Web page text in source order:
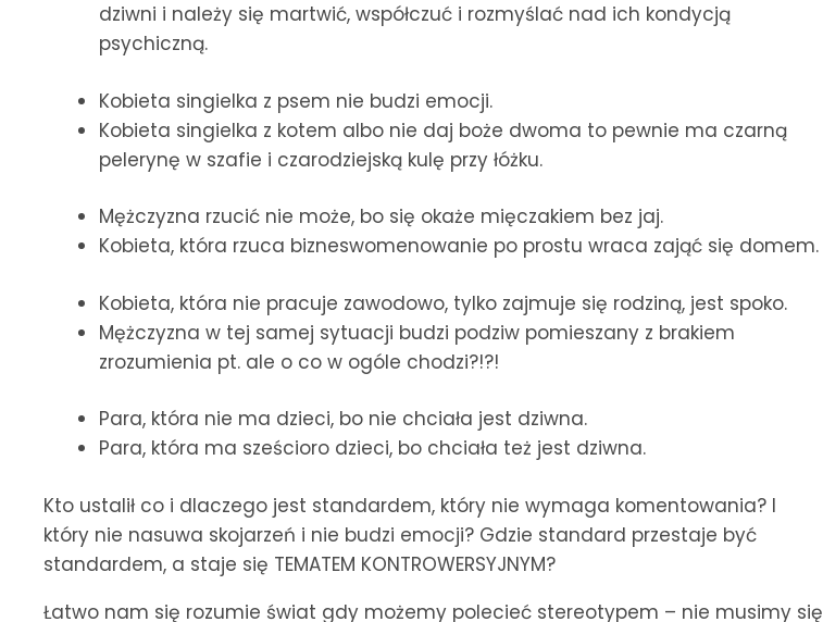
dziwni i należy się martwić, współczuć i rozmyślać nad ich kondycją
psychiczną.
Kobieta singielka z psem nie budzi emocji.
Kobieta singielka z kotem albo nie daj boże dwoma to pewnie ma czarną
pelerynę w szafie i czarodziejską kulę przy łóżku.
Mężczyzna rzucić nie może, bo się okaże mięczakiem bez jaj.
Kobieta, która rzuca bizneswomenowanie po prostu wraca zająć się domem.
Kobieta, która nie pracuje zawodowo, tylko zajmuje się rodziną, jest spoko.
Mężczyzna w tej samej sytuacji budzi podziw pomieszany z brakiem
zrozumienia pt. ale o co w ogóle chodzi?!?!
Para, która nie ma dzieci, bo nie chciała jest dziwna.
Para, która ma sześcioro dzieci, bo chciała też jest dziwna.
Kto ustalił co i dlaczego jest standardem, który nie wymaga komentowania? I
który nie nasuwa skojarzeń i nie budzi emocji? Gdzie standard przestaje być
standardem, a staje się TEMATEM KONTROWERSYJNYM?
Łatwo nam się rozumie świat gdy możemy polecieć stereotypem – nie musimy się